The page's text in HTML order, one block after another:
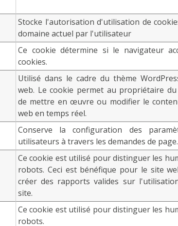
Stocke l'autorisation d'utilisation de
domaine actuel par l'utilisateur
Ce cookie détermine si le navigateur
cookies.
Utilisé dans le cadre du thème
web. Le cookie permet au propriétaire
de mettre en œuvre ou modifier le
web en temps réel.
Conserve la configuration des
utilisateurs à travers les demandes de page.
Ce cookie est utilisé pour distinguer les
robots. Ceci est bénéfique pour le site
créer des rapports valides sur
site.
Ce cookie est utilisé pour distinguer les
robots.